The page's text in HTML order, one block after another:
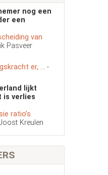
nog een
een
van
Pasveer
er, ... -
lijkt
is verlies
ratio’s
Kreulen